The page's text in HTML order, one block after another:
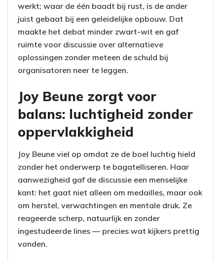
werkt; waar de één baadt bij rust, is de ander
juist gebaat bij een geleidelijke opbouw. Dat
maakte het debat minder zwart-wit en gaf
ruimte voor discussie over alternatieve
oplossingen zonder meteen de schuld bij
organisatoren neer te leggen.
Joy Beune zorgt voor
balans: luchtigheid zonder
oppervlakkigheid
Joy Beune viel op omdat ze de boel luchtig hield
zonder het onderwerp te bagatelliseren. Haar
aanwezigheid gaf de discussie een menselijke
kant: het gaat niet alleen om medailles, maar ook
om herstel, verwachtingen en mentale druk. Ze
reageerde scherp, natuurlijk en zonder
ingestudeerde lines — precies wat kijkers prettig
vonden.